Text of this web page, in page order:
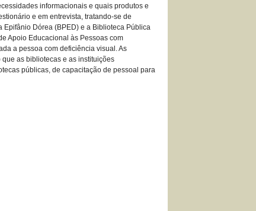
informacionais e quais produtos e
e em entrevista, tratando-se de
Dórea (BPED) e a Biblioteca Pública
Apoio Educacional às Pessoas com
a pessoa com deficiência visual. As
as bibliotecas e as instituições
públicas, de capacitação de pessoal para